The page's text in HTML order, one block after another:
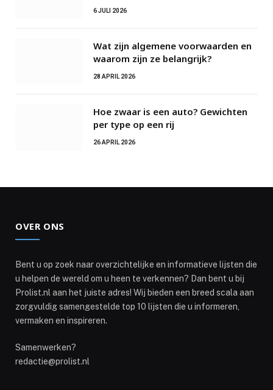
6 JULI 2026
Wat zijn algemene voorwaarden en
waarom zijn ze belangrijk?
28 APRIL 2026
Hoe zwaar is een auto? Gewichten
per type op een rij
26 APRIL 2026
OVER ONS
Bent u op zoek naar overzichtelijke en informatieve lijsten die
u helpen de wereld om u heen te verkennen? Dan bent u bij
Prolist.nl aan het juiste adres! Wij bieden een breed scala aan
zorgvuldig samengestelde top 10 lijsten die u informeren,
vermaken en inspireren.
Samenwerken?
redactie@prolist.nl